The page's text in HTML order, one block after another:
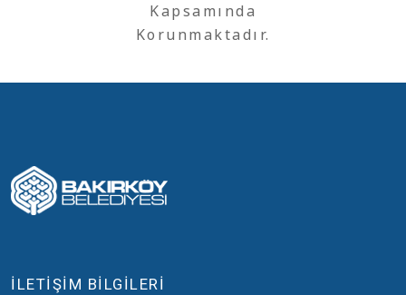
Kapsamında
Korunmaktadır.
İLETİŞİM BİLGİLERİ